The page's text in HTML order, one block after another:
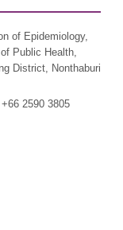
of Epidemiology,
Public Health,
District, Nonthaburi
+66 2590 3805